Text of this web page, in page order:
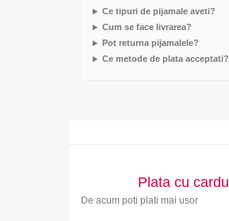
Ce tipuri de pijamale aveti?
Cum se face livrarea?
Pot returna pijamalele?
Ce metode de plata acceptati?
Plata cu cardul
De acum poti plati mai usor